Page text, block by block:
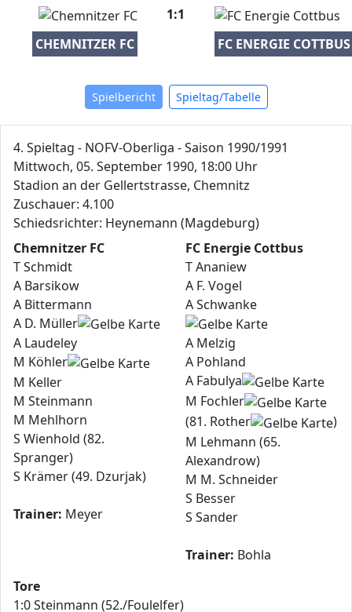
CHEMNITZER FC
1:1
FC ENERGIE COTTBUS
Spielbericht Spieltag/Tabelle
4. Spieltag - NOFV-Oberliga - Saison 1990/1991
Mittwoch, 05. September 1990, 18:00 Uhr
Stadion an der Gellertstrasse, Chemnitz
Zuschauer: 4.100
Schiedsrichter: Heynemann (Magdeburg)
Chemnitzer FC
T Schmidt
A Barsikow
A Bittermann
A D. Müller
A Laudeley
M Köhler
M Keller
M Steinmann
M Mehlhorn
S Wienhold (82.
Spranger)
S Krämer (49. Dzurjak)
Trainer: Meyer
FC Energie Cottbus
T Ananiew
A F. Vogel
A Schwanke
A Melzig
A Pohland
A Fabulya
M Fochler
(81. Rother
)
M Lehmann (65.
Alexandrow)
M M. Schneider
S Besser
S Sander
Trainer: Bohla
Tore
1:0 Steinmann (52./Foulelfer)